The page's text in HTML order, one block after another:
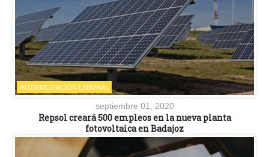
INTERMEDIACIÓN LABORAL
septiembre 01, 2020
Repsol creará 500 empleos en la nueva planta
fotovoltaica en Badajoz